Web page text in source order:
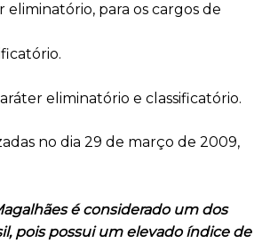
para os cargos de
eliminatório e classificatório.
no dia 29 de março de 2009,
é considerado um dos
pois possui um elevado índice de